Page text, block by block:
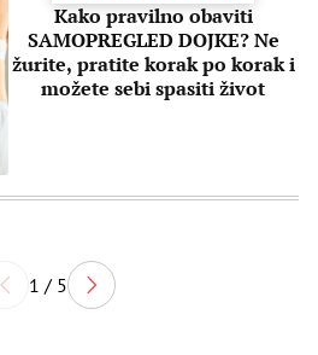
Kako pravilno obaviti
SAMOPREGLED DOJKE? Ne
žurite, pratite korak po korak i
možete sebi spasiti život
1 / 5